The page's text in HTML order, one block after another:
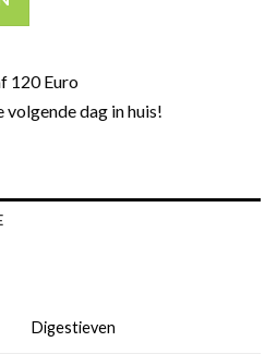
120 Euro
volgende dag in huis!
Digestieven